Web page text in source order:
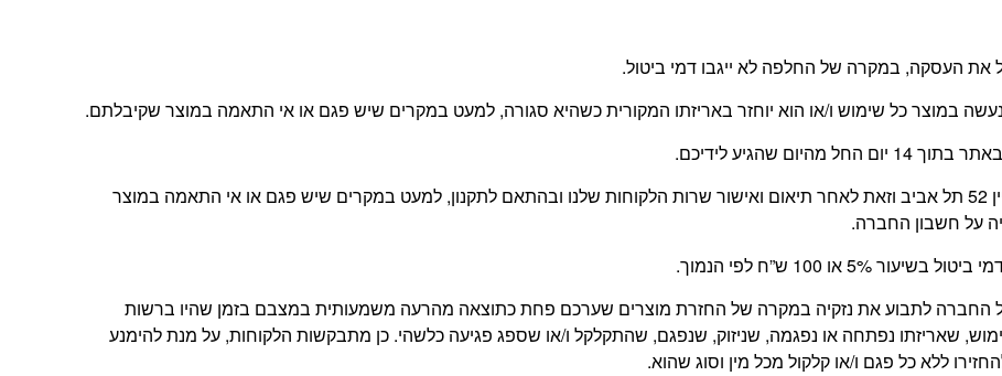
העסקה, במקרה של החלפה לא ייגבו דמי ביטול.
נעשה במוצר כל שימוש ו/או הוא יוחזר באריזתו המקורית כשהיא סגורה, למעט במקרים שיש פגם או אי התאמה במוצר שקיבלתם.
שהגיע לידיכם.
החזרת המוצר תעשה על ידי הלקוח, בכתובת משה דיין 52 תל אביב וזאת לאחר תיאום ואישור שרות הלקוחות שלנו ובהתאם לתקנון, למעט במקרים שיש פגם או אי התאמה במוצר
על חשבון החברה.
או 100 ש”ח לפי הנמוך.
של החברה לתבוע את נזקיה במקרה של החזרת מוצרים שערכם פחת כתוצאה מהרעה משמעותית במצבם בזמן שהיו ברשות
שאריזתו נפתחה או נפגמה, שניזוק, שנפגם, שהתקלקל ו/או שספג פגיעה כלשהי. כן מתבקשות הלקוחות, על מנת להימנע
ללא כל פגם ו/או קלקול מכל מין וסוג שהוא.